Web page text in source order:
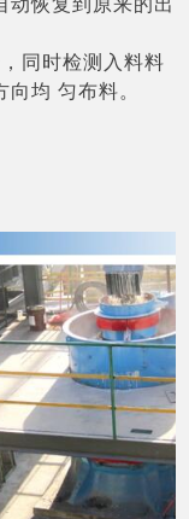
动恢复到原来的出
同时检测入料料
均 匀布料。